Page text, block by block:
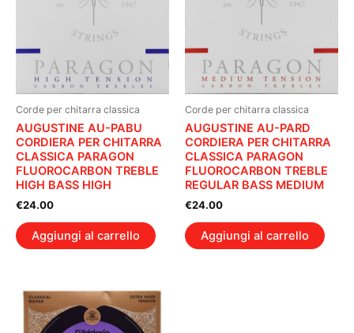
Corde per chitarra classica
AUGUSTINE AU-PABU
CORDIERA PER CHITARRA
CLASSICA PARAGON
FLUOROCARBON TREBLE
HIGH BASS HIGH
€24.00
Aggiungi al carrello
Corde per chitarra classica
AUGUSTINE AU-PARD
CORDIERA PER CHITARRA
CLASSICA PARAGON
FLUOROCARBON TREBLE
REGULAR BASS MEDIUM
€24.00
Aggiungi al carrello